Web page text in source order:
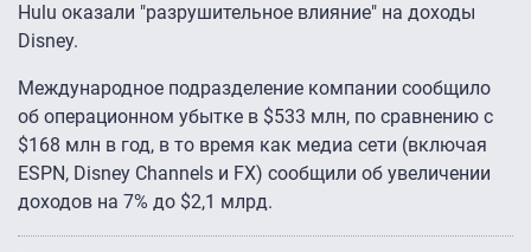
Hulu оказали "разрушительное влияние" на доходы
Disney.
Международное подразделение компании сообщило
об операционном убытке в $533 млн, по сравнению с
$168 млн в год, в то время как медиа сети (включая
ESPN, Disney Channels и FX) сообщили об увеличении
доходов на 7% до $2,1 млрд.